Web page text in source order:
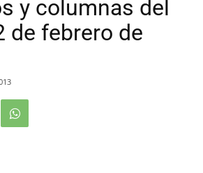
y columnas del
de febrero de